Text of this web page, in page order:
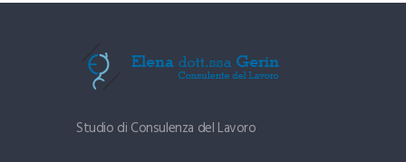
Studio di Consulenza del Lavoro